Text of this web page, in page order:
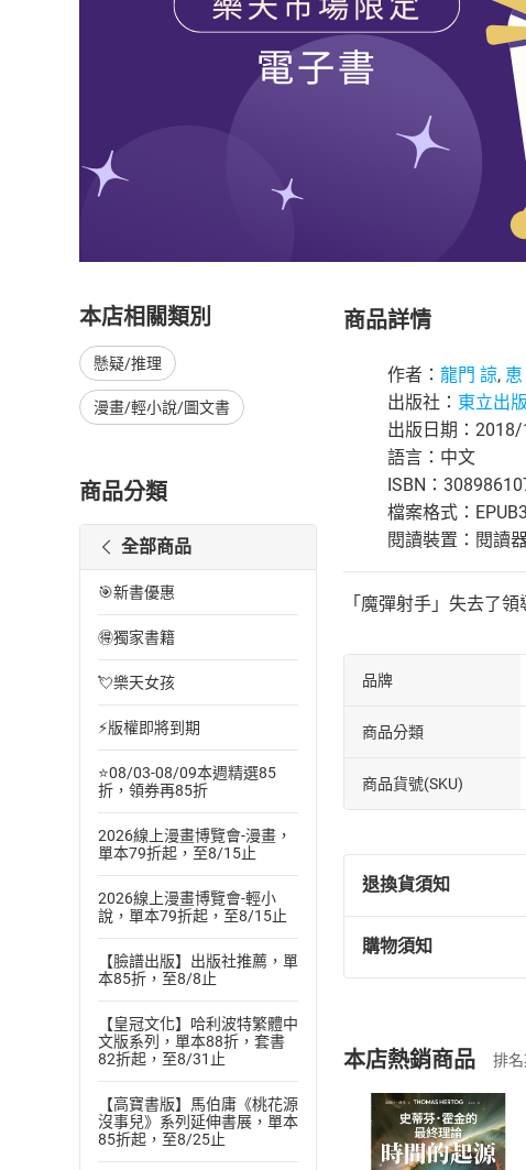
本店相關類別
懸疑/推理
漫畫/輕小說/圖文書
商品分類
全部商品
🎯新書優惠
🉐獨家書籍
💘樂天女孩
⚡版權即將到期
⭐08/03-08/09本週精選85
折，領券再85折
2026線上漫畫博覽會-漫畫，
單本79折起，至8/15止
2026線上漫畫博覽會-輕小
說，單本79折起，至8/15止
【臉譜出版】出版社推薦，單
本85折，至8/8止
【皇冠文化】哈利波特繁體中
文版系列，單本88折，套書
82折起，至8/31止
【高寶書版】馬伯庸《桃花源
沒事兒》系列延伸書展，單本
85折起，至8/25止
商品詳情
作者： 龍門 諒,
出版社： 東立出
出版日期：
語言：中文
ISBN：
檔案格式：
閱讀裝置：閱讀
「魔彈射手」失去了
品牌
商品分類
商品貨號(SKU)
退換貨須知
退換貨規定：
(一)依消費者保
(二)消費者訂購
且已下載/存取電
退貨方式：您欲
貨」，本店鋪將
購物須知
挑選商品
Choose
本店熱銷商品 排